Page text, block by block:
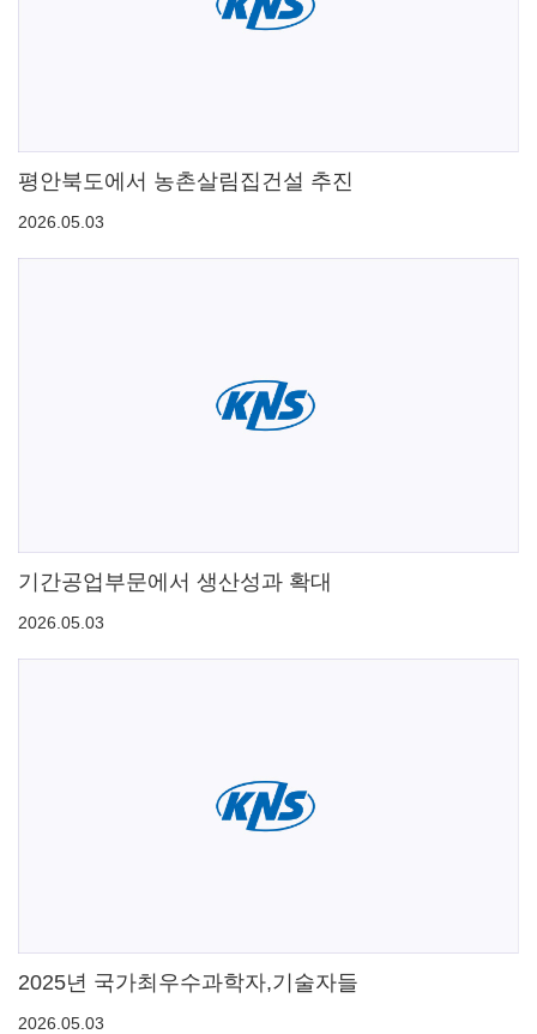
평안북도에서 농촌살림집건설 추진
2026.05.03
기간공업부문에서 생산성과 확대
2026.05.03
2025년 국가최우수과학자,기술자들
2026.05.03